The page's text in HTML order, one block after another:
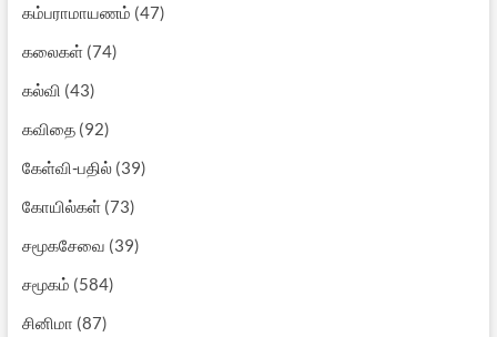
கம்பராமாயணம் (47)
கலைகள்(74)
கல்வி (43)
கவிதை(92)
கேள்வி-பதில்(39)
கோயில்கள்(73)
சமூகசேவை (39)
சமூகம் (584)
சினிமா (87)